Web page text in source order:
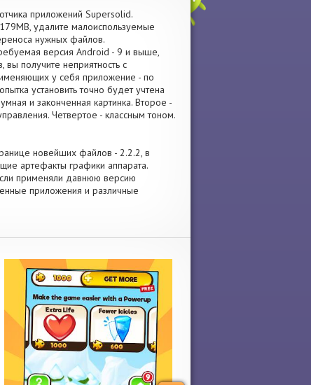
приложений Supersolid.
удалите малоиспользуемые
нужных файлов.
версия Android - 9 и выше,
получите неприятность с
у себя приложение - по
установить точно будет учтена
и законченная картинка. Второе -
Четвертое - классным тоном.
новейших файлов - 2.2.2, в
артефакты графики аппарата.
применяли давнюю версию
приложения и различные